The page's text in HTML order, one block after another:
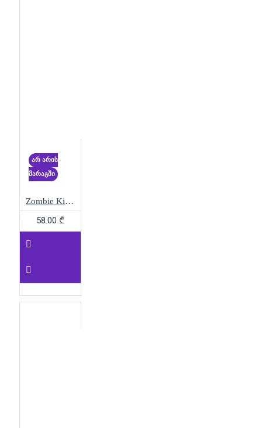
არ არის
მარაგში
Zombie Kittens
58.00 ₾